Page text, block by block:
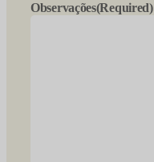
Observações(Required)